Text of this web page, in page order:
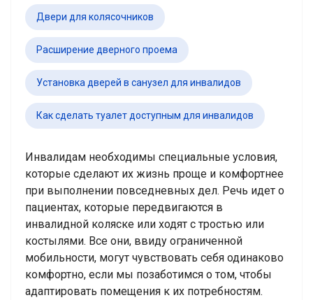
Двери для колясочников
Расширение дверного проема
Установка дверей в санузел для инвалидов
Как сделать туалет доступным для инвалидов
Инвалидам необходимы специальные условия,
которые сделают их жизнь проще и комфортнее
при выполнении повседневных дел. Речь идет о
пациентах, которые передвигаются в
инвалидной коляске или ходят с тростью или
костылями. Все они, ввиду ограниченной
мобильности, могут чувствовать себя одинаково
комфортно, если мы позаботимся о том, чтобы
адаптировать помещения к их потребностям.